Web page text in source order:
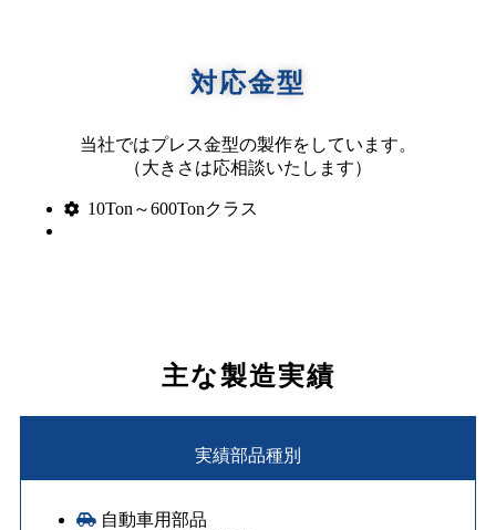
対応金型
当社ではプレス金型の製作をしています。
（大きさは応相談いたします）
10Ton～600Tonクラス
主な製造実績
実績部品種別
自動車用部品